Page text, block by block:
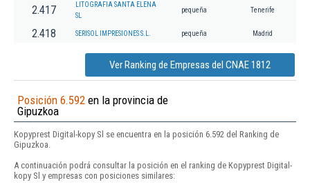
2.417
LITOGRAFIA SANTA ELENA
SL
pequeña Tenerife
2.418 SERISOL IMPRESIONES S.L. pequeña Madrid
Ver Ranking de Empresas del CNAE 1812
Posición 6.592 en la provincia de
Gipuzkoa
Kopyprest Digital-kopy Sl se encuentra en la posición 6.592 del Ranking de
Gipuzkoa.
A continuación podrá consultar la posición en el ranking de Kopyprest Digital-
kopy Sl y empresas con posiciones similares: